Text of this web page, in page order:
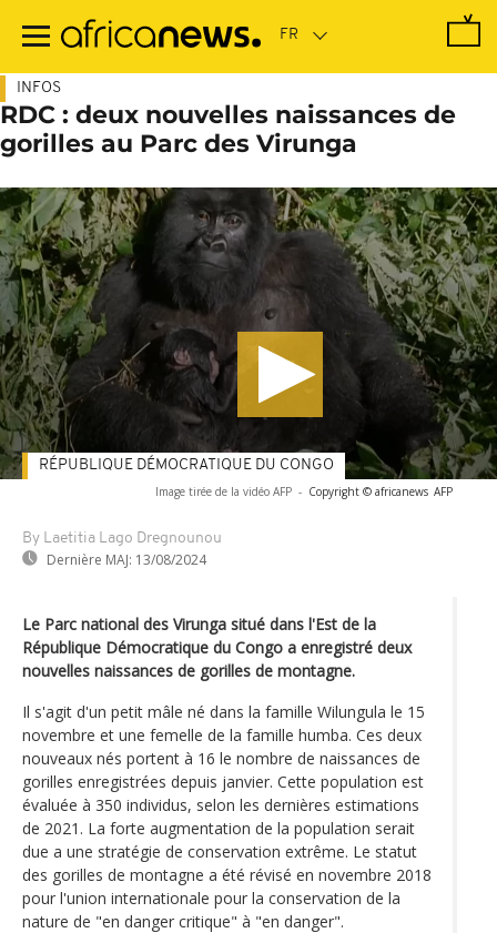
contenu
INFOS
RDC : deux nouvelles naissances de
gorilles au Parc des Virunga
Image tirée de la vidéo AFP - Copyright © africanews AFP
By Laetitia Lago Dregnounou
Dernière MAJ: 13/08/2024
RÉPUBLIQUE DÉMOCRATIQUE DU CONGO
Le Parc national des Virunga situé dans l'Est de la
République Démocratique du Congo a enregistré deux
nouvelles naissances de gorilles de montagne.
Il s'agit d'un petit mâle né dans la famille Wilungula le 15
novembre et une femelle de la famille humba. Ces deux
nouveaux nés portent à 16 le nombre de naissances de
gorilles enregistrées depuis janvier. Cette population est
évaluée à 350 individus, selon les dernières estimations
de 2021. La forte augmentation de la population serait
due a une stratégie de conservation extrême. Le statut
des gorilles de montagne a été révisé en novembre 2018
pour l'union internationale pour la conservation de la
nature de "en danger critique" à "en danger".